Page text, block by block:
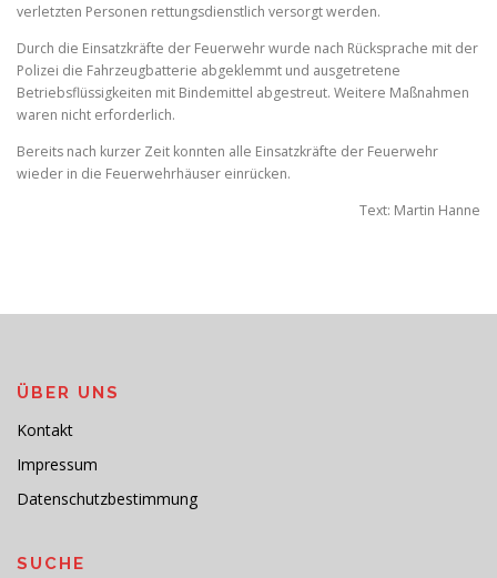
verletzten Personen rettungsdienstlich versorgt werden.
Durch die Einsatzkräfte der Feuerwehr wurde nach Rücksprache mit der
Polizei die Fahrzeugbatterie abgeklemmt und ausgetretene
Betriebsflüssigkeiten mit Bindemittel abgestreut. Weitere Maßnahmen
waren nicht erforderlich.
Bereits nach kurzer Zeit konnten alle Einsatzkräfte der Feuerwehr
wieder in die Feuerwehrhäuser einrücken.
Text: Martin Hanne
ÜBER UNS
Kontakt
Impressum
Datenschutzbestimmung
SUCHE